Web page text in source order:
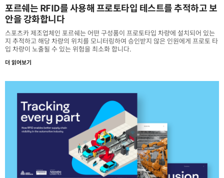
포르쉐는 RFID를 사용해 프로토타입 테스트를 추적하고 보
안을 강화합니다
스포츠카 제조업체인 포르쉐는 어떤 구성품이 프로토타입 차량에 설치되어 있는
지 추적하고 해당 차량의 위치를 모니터링하여 승인받지 않은 인원에게 프로토 타
입 차량이 노출될 수 있는 위험을 최소화 합니다.
더 읽어보기